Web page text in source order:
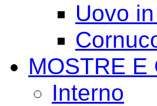
Uovo
MOSTRE E
Interno